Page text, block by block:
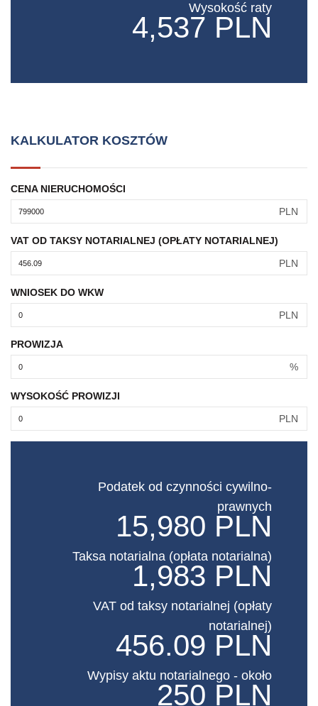
Wysokość raty
4,537 PLN
KALKULATOR KOSZTÓW
CENA NIERUCHOMOŚCI
PLN
VAT OD TAKSY NOTARIALNEJ (OPŁATY NOTARIALNEJ)
PLN
WNIOSEK DO WKW
PLN
PROWIZJA
%
WYSOKOŚĆ PROWIZJI
PLN
Podatek od czynności cywilno-
prawnych
15,980 PLN
Taksa notarialna (opłata notarialna)
1,983 PLN
VAT od taksy notarialnej (opłaty
notarialnej)
456.09 PLN
Wypisy aktu notarialnego - około
250 PLN